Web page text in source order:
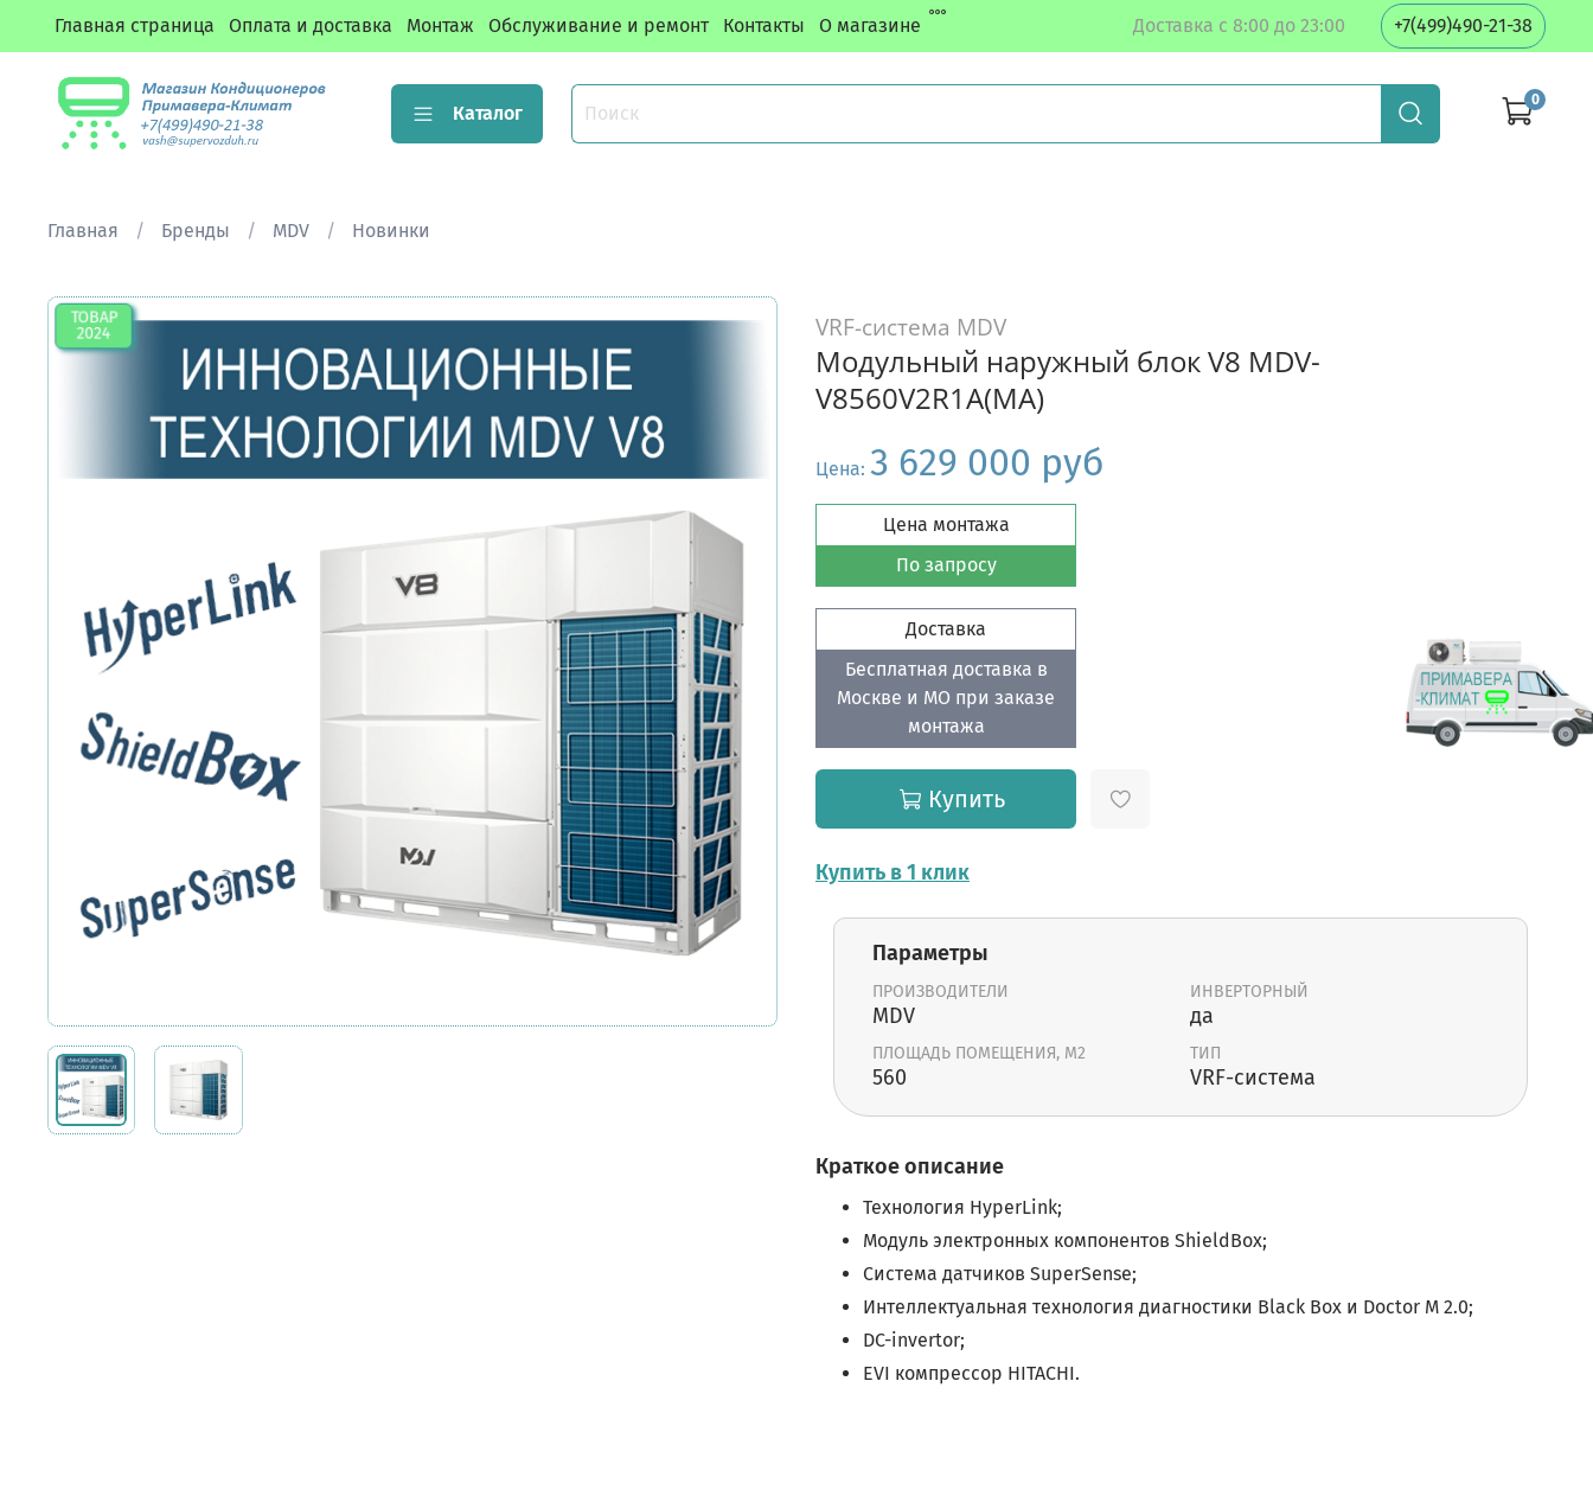
Главная страница Оплата и доставка Монтаж Обслуживание и ремонт Контакты О магазине Доставка с 8:00 до 23:00 +7(499)490-21-38
Каталог
0
Главная Бренды MDV Новинки
VRF-система MDV
Модульный наружный блок V8 MDV-
V8560V2R1A(MA)
Цена: 3 629 000 руб
Цена монтажа
По запросу
Доставка
Бесплатная доставка в
Москве и МО при заказе
монтажа
Купить
Купить в 1 клик
Параметры
ПРОИЗВОДИТЕЛИ
MDV
ИНВЕРТОРНЫЙ
да
ПЛОЩАДЬ ПОМЕЩЕНИЯ, М2
560
ТИП
VRF-система
Краткое описание
Технология HyperLink;
Модуль электронных компонентов ShieldBox;
Система датчиков SuperSense;
Интеллектуальная технология диагностики Black Box и Doctor M 2.0;
DC-invertor;
EVI компрессор HITACHI.